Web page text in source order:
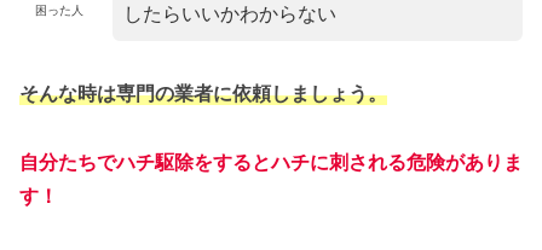
困った人
したらいいかわからない
そんな時は専門の業者に依頼しましょう。
自分たちでハチ駆除をするとハチに刺される危険がありま
す！